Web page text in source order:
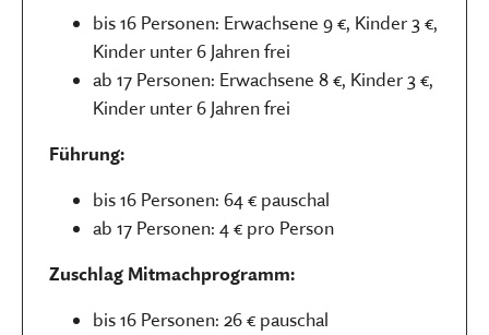
bis 16 Personen: Erwachsene 9 €, Kinder 3 €,
Kinder unter 6 Jahren frei
ab 17 Personen: Erwachsene 8 €, Kinder 3 €,
Kinder unter 6 Jahren frei
Führung:
bis 16 Personen: 64 € pauschal
ab 17 Personen: 4 € pro Person
Zuschlag Mitmachprogramm:
bis 16 Personen: 26 € pauschal